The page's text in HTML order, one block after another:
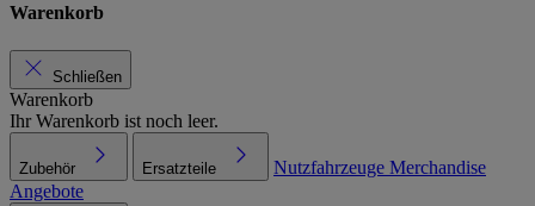
Warenkorb
Schließen
Warenkorb
Ihr Warenkorb ist noch leer.
Zubehör Ersatzteile Nutzfahrzeuge Merchandise
Angebote